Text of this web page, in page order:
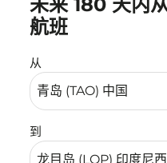
航班
从
到